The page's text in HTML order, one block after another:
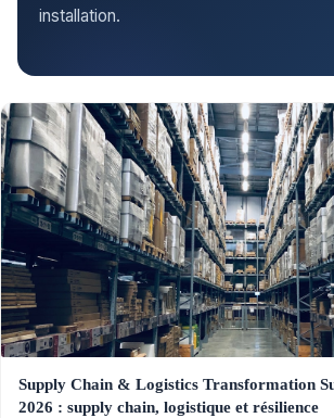
installation.
Supply Chain & Logistics Transformation
2026 : supply chain, logistique et résilience